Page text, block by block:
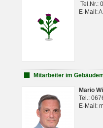
Tel.Nr.:
E-Mail:
Mitarbeiter im
Mario
Tel.:
E-Mail: